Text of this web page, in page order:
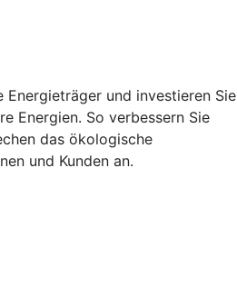
Energieträger und investieren Sie
Energien. So verbessern Sie
das ökologische
und Kunden an.